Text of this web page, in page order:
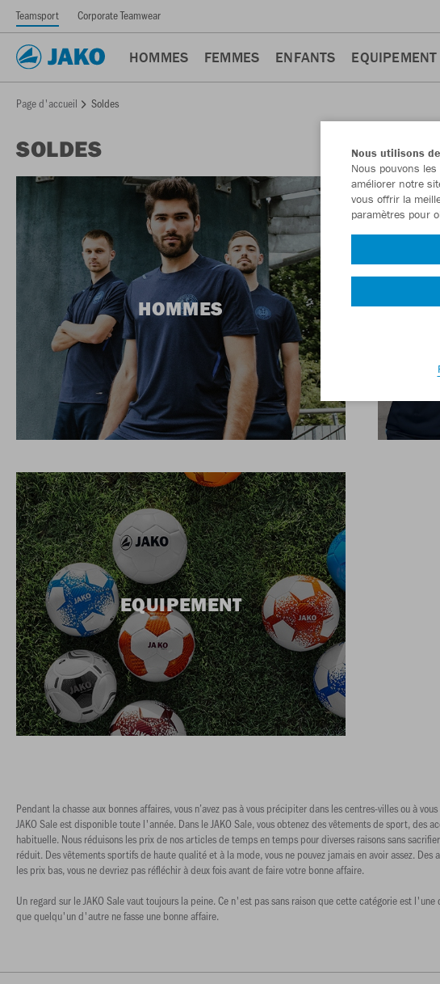
Teamsport Corporate Teamwear
HOMMES FEMMES ENFANTS EQUIPEMENT
Page d'accueil Soldes
SOLDES
HOMMES
EQUIPEMENT
Pendant la chasse aux bonnes affaires, vous n’avez pas à vous précipiter dans les centres-villes ou à
JAKO Sale est disponible toute l'année. Dans le JAKO Sale, vous obtenez des vêtements de sport,
habituelle. Nous réduisons les prix de nos articles de temps en temps pour diverses raisons sans
réduit. Des vêtements sportifs de haute qualité et à la mode, vous ne pouvez jamais en avoir assez.
les prix bas, vous ne devriez pas réfléchir à deux fois avant de faire votre bonne affaire.
Un regard sur le JAKO Sale vaut toujours la peine. Ce n'est pas sans raison que cette catégorie est
que quelqu'un d'autre ne fasse une bonne affaire.
Nous utilisons
Nous pouvons
améliorer notre
vous offrir la
paramètres pour